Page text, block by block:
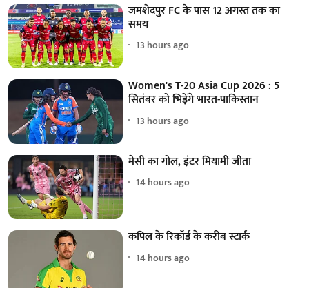
जमशेदपुर FC के पास 12 अगस्त तक का
समय
13 hours ago
Women's T-20 Asia Cup 2026 : 5
सितंबर को भिड़ेंगे भारत-पाकिस्तान
13 hours ago
मेसी का गोल, इंटर मियामी जीता
14 hours ago
कपिल के रिकॉर्ड के करीब स्टार्क
14 hours ago